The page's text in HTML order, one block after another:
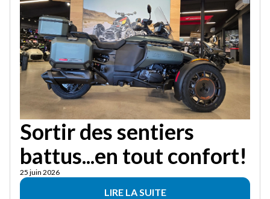
Sortir des sentiers
battus...en tout confort!
25 juin 2026
LIRE LA SUITE